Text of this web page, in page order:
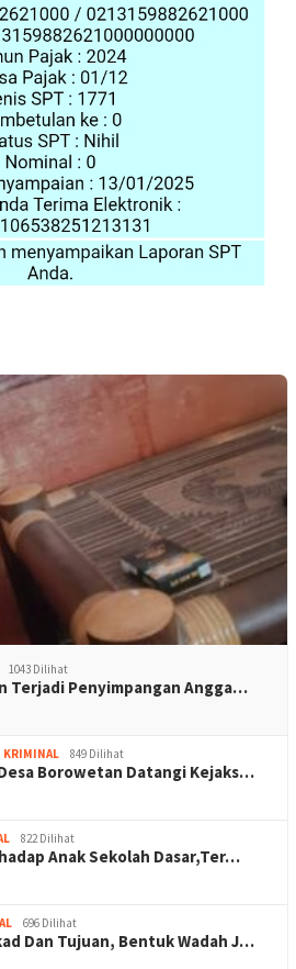
1043 Dilihat
Terjadi Penyimpangan Angga…
KRIMINAL 849 Dilihat
Borowetan Datangi Kejaks…
822 Dilihat
Anak Sekolah Dasar,Ter…
696 Dilihat
Dan Tujuan, Bentuk Wadah J…